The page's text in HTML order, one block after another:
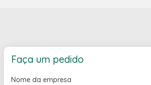
Faça um pedido
Nome da empresa